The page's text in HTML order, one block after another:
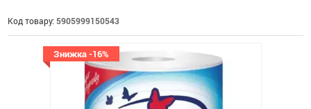
Код товару: 5905999150543
Знижка -16%